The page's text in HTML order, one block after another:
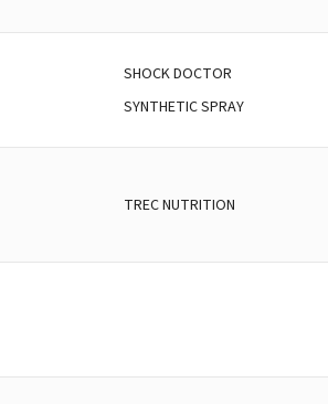
SHOCK DOCTOR
SYNTHETIC SPRAY
TREC NUTRITION